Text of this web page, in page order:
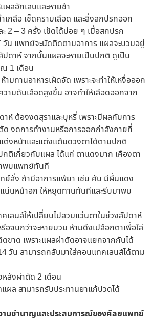
ผลอักเสบและหายช้า
เกลือ เช็ดคราบเลือด และสิ่งสกปรกออก
ะ 2 – 3 ครั้ง เช็ดได้บ่อย ๆ เมื่อสกปรก
วัน แพทย์จะนัดติดตามอาการ แผลจะบวมอยู่
ดาห์ จากนั้นแผลจะหายเป็นปกติ ดูเป็น
ณ 1 เดือน
มทานอาหารเผ็ดจัด เพราะจะทำให้เหงื่อออก
ามดันเลือดสูงขึ้น อาจทำให้เลือดออกจาก
ห์ ต้องงดสุราและบุหรี่ เพราะมีผลกับการ
งดการทำงานหรือการออกกำลังกายที่
ต่งหน้าและแต่งแต้มดวงตาได้ตามปกติ
ติเกี่ยวกับแผล ได้แก่ ตาแดงมาก เคืองตา
พบแพทย์ทันที
ย์สั่ง ถ้ามีอาการแพ้ยา เช่น คัน มีผื่นแดง
น่นหน้าอก ให้หยุดทานทันทีและรีบมาพบ
ลนส์ให้เปลี่ยนไปสวมแว่นตาในช่วงสัปดาห์
อจนกว่าจะหายบวม ห้ามดึงเปลือกตาเพื่อใส่
ขาด เพราะแผลผ่าตัดอาจแยกจากกันได้
วัน สามารถกลับมาใส่คอนแทคเลนส์ได้ตาม
ลังผ่าตัด 2 เดือน
ผล สามารถรับประทานยาแก้ปวดได้
ามชำนาญและประสบการณ์ของศัลยแพทย์